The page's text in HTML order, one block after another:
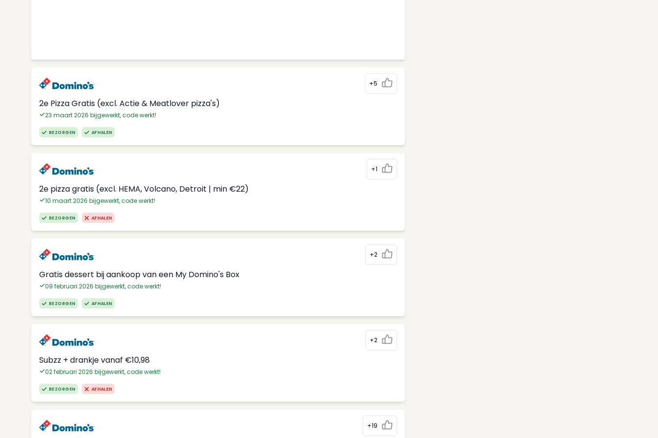
+5
2e Pizza Gratis (excl. Actie & Meatlover pizza's)
23 maart 2026 bijgewerkt, code werkt!
BEZORGEN AFHALEN
+1
2e pizza gratis (excl. HEMA, Volcano, Detroit | min €22)
10 maart 2026 bijgewerkt, code werkt!
BEZORGEN AFHALEN
+2
Gratis dessert bij aankoop van een My Domino's Box
09 februari 2026 bijgewerkt, code werkt!
BEZORGEN AFHALEN
+2
Subzz + drankje vanaf €10,98
02 februari 2026 bijgewerkt, code werkt!
BEZORGEN AFHALEN
+19